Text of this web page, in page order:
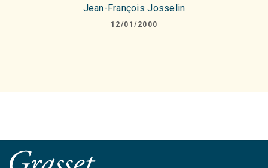
Jean-François Josselin
12/01/2000